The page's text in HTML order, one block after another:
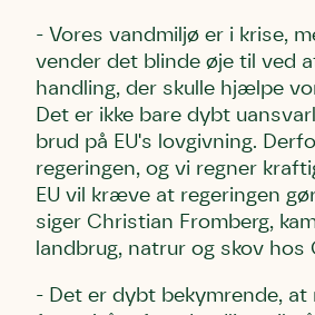
- Vores vandmiljø er i krise,
vender det blinde øje til ved
handling, der skulle hjælpe
Det er ikke bare dybt
brud på EU's lovgivning.
regeringen, og vi regner
EU vil kræve at regeringen
siger Christian Fromberg,
landbrug, natrur og skov hos
- Det er dybt bekymrende, at